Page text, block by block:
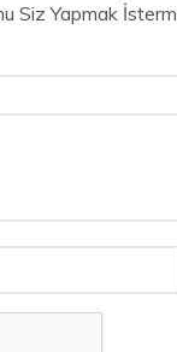
Siz Yapmak